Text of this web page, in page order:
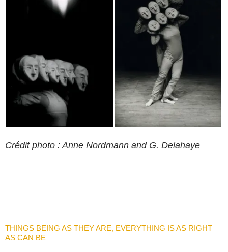
Crédit photo : Anne Nordmann and G. Delahaye
THINGS BEING AS THEY ARE, EVERYTHING IS AS RIGHT
AS CAN BE